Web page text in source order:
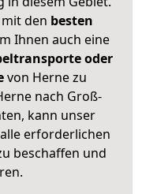
den besten
Ihnen auch eine
oder
von Herne zu
nach Groß-
kann unser
erforderlichen
beschaffen und